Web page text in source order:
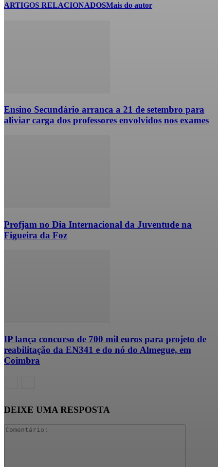
ARTIGOS RELACIONADOSMais do autor
Ensino Secundário arranca a 21 de setembro para
aliviar carga dos professores envolvidos nos exames
Profjam no Dia Internacional da Juventude na
Figueira da Foz
IP lança concurso de 700 mil euros para projeto de
reabilitação da EN341 e do nó do Almegue, em
Coimbra
DEIXE UMA RESPOSTA